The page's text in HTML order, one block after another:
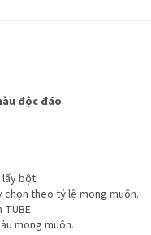
độc đáo
bột.
chọn theo tỷ lệ mong muốn.
mong muốn.